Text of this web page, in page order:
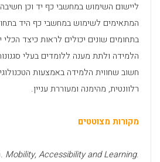
ליישום השימוש במחשבי כף יד וכן
המתאימים לשימוש במחשבי כף היד
בתחומים שונים יכולים לראות כיצד
הלמידה ולתת מענה ללומדים בעלי
חשוב שחווית הלמידה באמצעות
רלוונטית, מהימנה ומעוררת עניין.
מקורות מצוטטים
Mobility, Accessibility and Learning.